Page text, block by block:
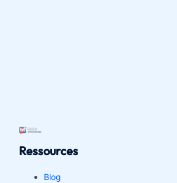
Ressources
Blog